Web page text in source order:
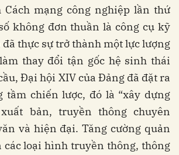
mạng công nghiệp lần thứ
không đơn thuần là công cụ kỹ
thực sự trở thành một lực lượng
thay đổi tận gốc hệ sinh thái
Đại hội XIV của Đảng đã đặt ra
tầm chiến lược, đó là “xây dựng
bản, truyền thông chuyên
và hiện đại. Tăng cường quản
loại hình truyền thông, thông